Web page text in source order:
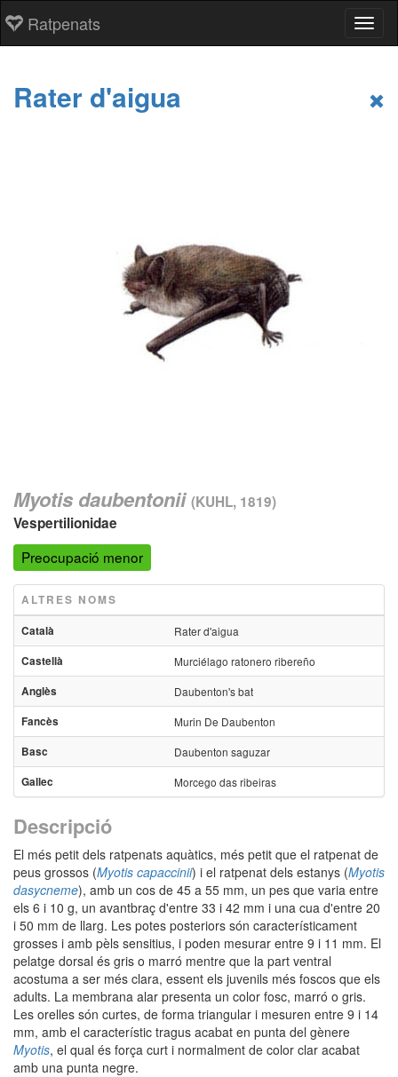
Ratpenats
Rater d'aigua
Myotis daubentonii (KUHL, 1819)
Vespertilionidae
Preocupació menor
ALTRES NOMS
Català
Rater d'aigua
Castellà
Murciélago ratonero ribereño
Anglès
Daubenton's bat
Fancès
Murin De Daubenton
Basc
Daubenton saguzar
Gallec
Morcego das ribeiras
Descripció
El més petit dels ratpenats aquàtics, més petit que el ratpenat de
peus grossos (Myotis capaccinii) i el ratpenat dels estanys (Myotis
dasycneme), amb un cos de 45 a 55 mm, un pes que varia entre
els 6 i 10 g, un avantbraç d'entre 33 i 42 mm i una cua d'entre 20
i 50 mm de llarg. Les potes posteriors són característicament
grosses i amb pèls sensitius, i poden mesurar entre 9 i 11 mm. El
pelatge dorsal és gris o marró mentre que la part ventral
acostuma a ser més clara, essent els juvenils més foscos que els
adults. La membrana alar presenta un color fosc, marró o gris.
Les orelles són curtes, de forma triangular i mesuren entre 9 i 14
mm, amb el característic tragus acabat en punta del gènere
Myotis, el qual és força curt i normalment de color clar acabat
amb una punta negre.